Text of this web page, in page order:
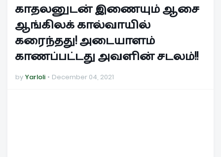
காதலனுடன் இணையும் ஆசை
ஆங்கிலக் கால்வாயில்
கரைந்தது! அடையாளம்
காணப்பட்டது அவளின் சடலம்!!
by Yarloli December 04, 2021